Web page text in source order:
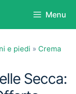
Menu
e piedi » Crema
Secca: